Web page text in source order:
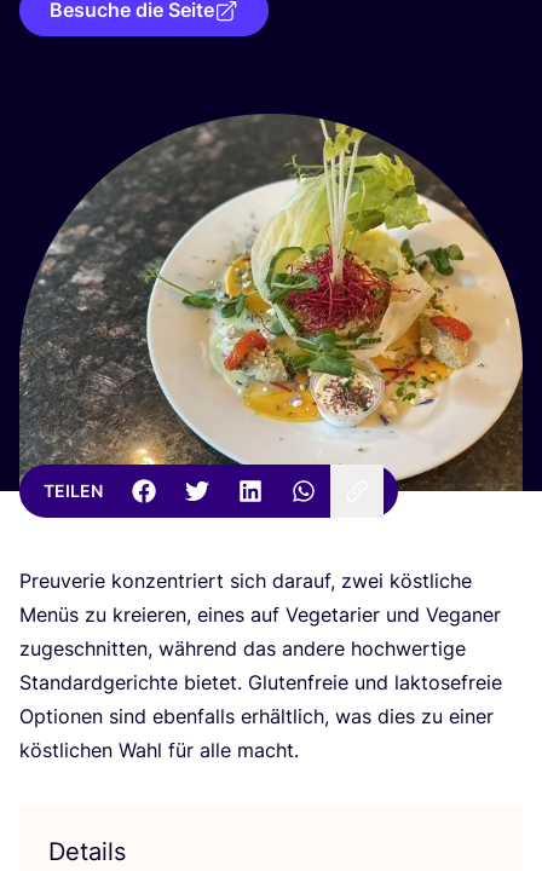
Besuche die Seite
TEILEN
Preu­verie kon­zen­triert sich dar­auf, zwei köst­li­che
Menüs zu kre­ieren, eines auf Vege­ta­ri­er und Vega­ner
zuge­schnit­ten, wäh­rend das ande­re hoch­wer­ti­ge
Stan­dard­ge­rich­te bie­tet. Glu­ten­freie und lak­to­se­freie
Optio­nen sind eben­falls erhält­lich, was dies zu einer
köst­li­chen Wahl für alle macht.
Details